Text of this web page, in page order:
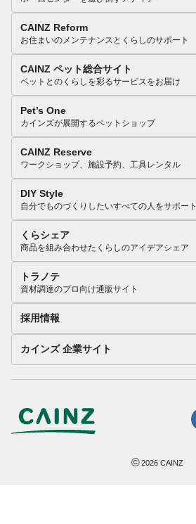
CAINZ Reform
お住まいのメンテナンスとくらしのサポート
CAINZ ペット総合サイト
ペットとのくらしを彩るサービスをお届け
Pet’s One
カインズが展開するペットショップ
CAINZ Reserve
ワークショップ、施設予約、工具レンタル
DIY Style
自分でものづくりしたいすべての人をサポート
くらシェア
商品を組み合わせたくらしのアイデアシェア
トラノテ
資材調達のプロ向け通販サイト
採用情報
カインズ 企業サイト
©2026 CAINZ